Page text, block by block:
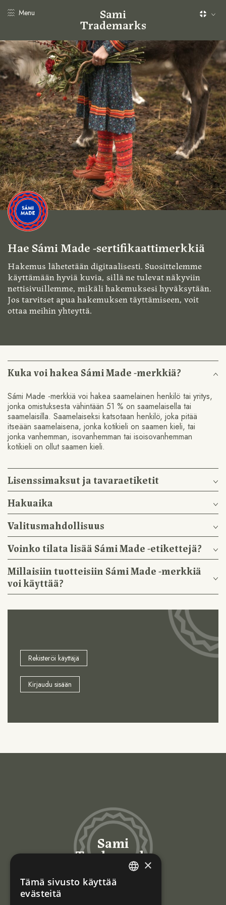
Menu Sami
Trademarks
Hae Sámi Made -sertifikaattimerkkiä
Hakemus lähetetään digitaalisesti. Suosittelemme
käyttämään hyviä kuvia, sillä ne tulevat näkyviin
nettisivuillemme, mikäli hakemuksesi hyväksytään.
Jos tarvitset apua hakemuksen täyttämiseen, voit
ottaa meihin yhteyttä.
Kuka voi hakea Sámi Made -merkkiä?
Sámi Made -merkkiä voi hakea saamelainen henkilö tai yritys,
jonka omistuksesta vähintään 51 % on saamelaisella tai
saamelaisilla. Saamelaiseksi katsotaan henkilö, joka pitää
itseään saamelaisena, jonka kotikieli on saamen kieli, tai
jonka vanhemman, isovanhemman tai isoisovanhemman
kotikieli on ollut saamen kieli.
Lisenssimaksut ja tavaraetiketit
Hakuaika
Valitusmahdollisuus
Voinko tilata lisää Sámi Made -etikettejä?
Millaisiin tuotteisiin Sámi Made -merkkiä
voi käyttää?
Rekisteröi käyttäjä
Kirjaudu sisään
Sami
Trademarks
×
Tämä sivusto käyttää
evästeitä